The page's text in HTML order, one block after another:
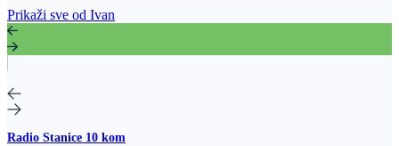
Prikaži sve od Ivan
Radio Stanice 10 kom